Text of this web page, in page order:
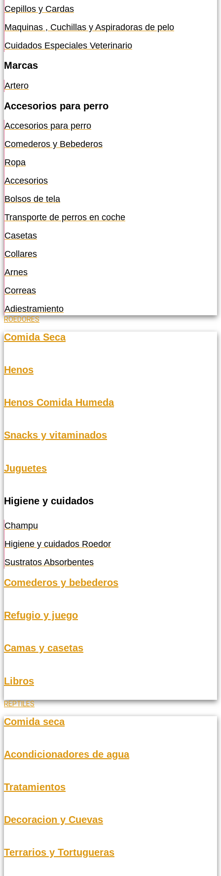
Cepillos y Cardas
Maquinas , Cuchillas y Aspiradoras de pelo
Cuidados Especiales Veterinario
Marcas
Artero
Accesorios para perro
Accesorios para perro
Comederos y Bebederos
Ropa
Accesorios
Bolsos de tela
Transporte de perros en coche
Casetas
Collares
Arnes
Correas
Adiestramiento
ROEDORES
Comida Seca
Henos
Henos Comida Humeda
Snacks y vitaminados
Juguetes
Higiene y cuidados
Champu
Higiene y cuidados Roedor
Sustratos Absorbentes
Comederos y bebederos
Refugio y juego
Camas y casetas
Libros
REPTILES
Comida seca
Acondicionadores de agua
Tratamientos
Decoracion y Cuevas
Terrarios y Tortugueras